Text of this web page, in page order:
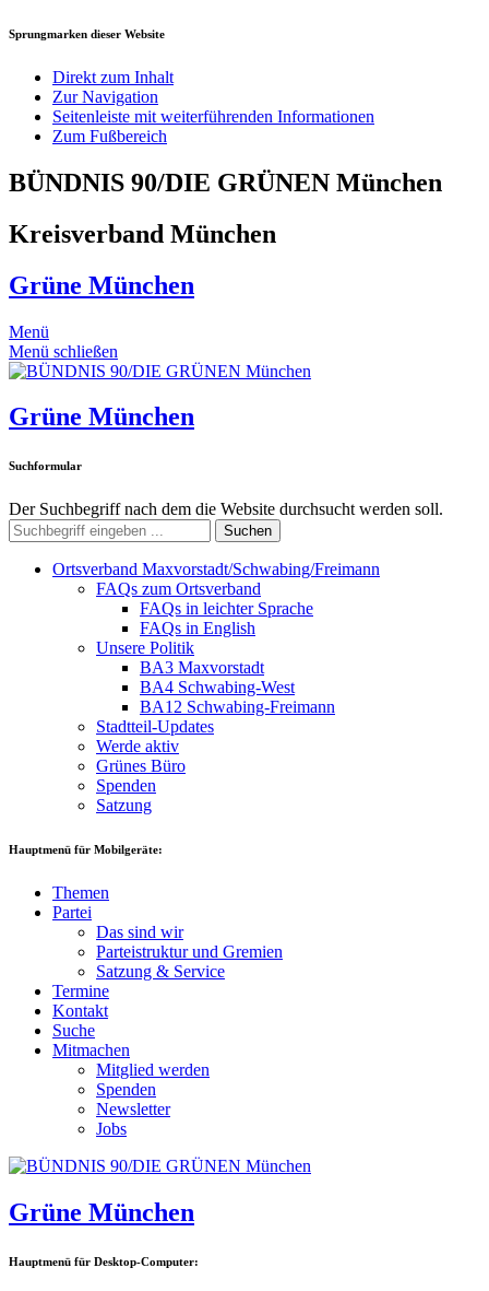
Sprungmarken dieser Website
Direkt zum Inhalt
Zur Navigation
Seitenleiste mit weiterführenden Informationen
Zum Fußbereich
BÜNDNIS 90/DIE GRÜNEN München
Kreisverband München
Grüne München
Menü
Menü schließen
Grüne München
Suchformular
Der Suchbegriff nach dem die Website durchsucht werden soll.
Suchen
Ortsverband Maxvorstadt/Schwabing/Freimann
FAQs zum Ortsverband
FAQs in leichter Sprache
FAQs in English
Unsere Politik
BA3 Maxvorstadt
BA4 Schwabing-West
BA12 Schwabing-Freimann
Stadtteil-Updates
Werde aktiv
Grünes Büro
Spenden
Satzung
Hauptmenü für Mobilgeräte:
Themen
Partei
Das sind wir
Parteistruktur und Gremien
Satzung & Service
Termine
Kontakt
Suche
Mitmachen
Mitglied werden
Spenden
Newsletter
Jobs
Grüne München
Hauptmenü für Desktop-Computer: